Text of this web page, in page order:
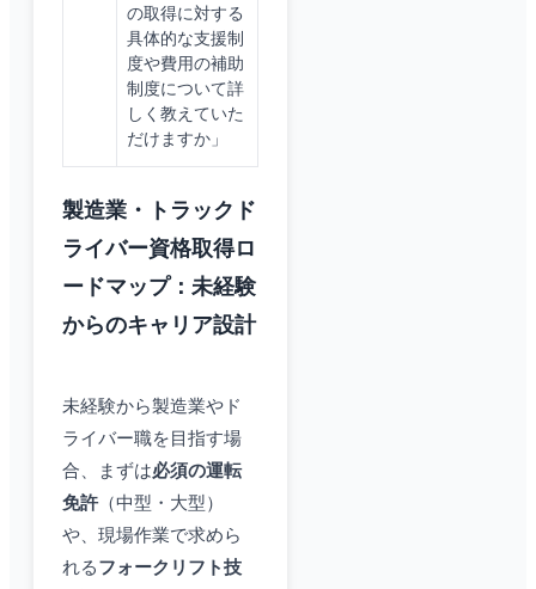
の取得に対する
具体的な支援制
度や費用の補助
制度について詳
しく教えていた
だけますか」
製造業・トラックド
ライバー資格取得ロ
ードマップ：未経験
からのキャリア設計
未経験から製造業やド
ライバー職を目指す場
合、まずは必須の運転
免許（中型・大型）
や、現場作業で求めら
れるフォークリフト技